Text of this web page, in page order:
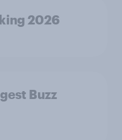
2026
Buzz